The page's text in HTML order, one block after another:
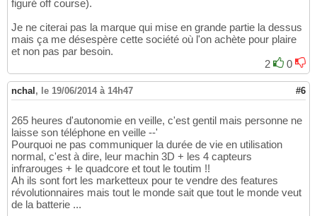
figuré off course).
Je ne citerai pas la marque qui mise en grande partie la dessus
mais ça me désespère cette société où l'on achète pour plaire
et non pas par besoin.
2
0
nchal , le 19/06/2014 à 14h47 #6
265 heures d'autonomie en veille, c'est gentil mais personne ne
laisse son téléphone en veille --'
Pourquoi ne pas communiquer la durée de vie en utilisation
normal, c'est à dire, leur machin 3D + les 4 capteurs
infrarouges + le quadcore et tout le toutim !!
Ah ils sont fort les marketteux pour te vendre des features
révolutionnaires mais tout le monde sait que tout le monde veut
de la batterie ...